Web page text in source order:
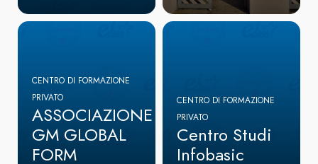
CENTRO DI FORMAZIONE
PRIVATO
ASSOCIAZIONE
GM GLOBAL
FORM
CENTRO DI FORMAZIONE
PRIVATO
Centro Studi
Infobasic